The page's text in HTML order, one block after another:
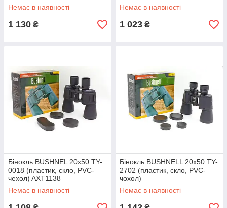
Немає в наявності
1 130 ₴
Немає в наявності
1 023 ₴
Бінокль BUSHNEL 20x50 TY-
0018 (пластик, скло, PVC-
чехол) AXT1138
Немає в наявності
Бінокль BUSHNELL 20х50 TY-
2702 (пластик, скло, PVC-
чохол)
Немає в наявності